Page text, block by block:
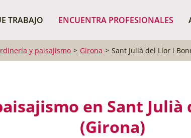
TRABAJO ENCUENTRA PROFESIONALES
y paisajismo Girona Sant Julià del Llor i
en Sant
(Girona)